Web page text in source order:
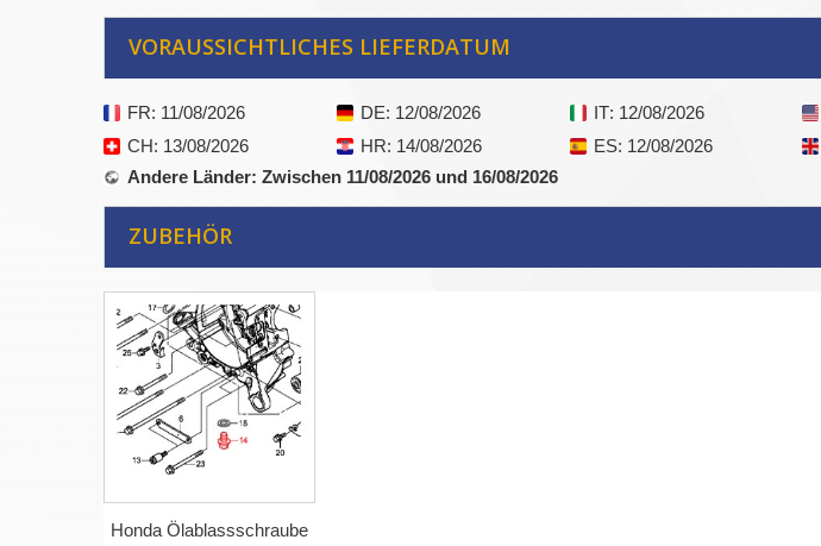
VORAUSSICHTLICHES LIEFERDATUM
FR: 11/08/2026 DE: 12/08/2026 IT: 12/08/2026
CH: 13/08/2026 HR: 14/08/2026 ES: 12/08/2026
Andere Länder: Zwischen 11/08/2026 und 16/08/2026
ZUBEHÖR
Honda Ölablassschraube